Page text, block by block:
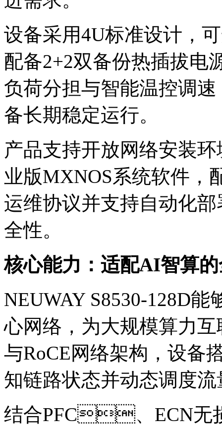
设备采用4U标准设计
配备2+2双备份热插拔电
负荷分担与智能温控调速
备长期稳定运行。
产品支持开放网络安装环
业版MXNOS系统软件
运维协议并支持自动化部
全性。
核心能力：适配AI智算
NEUWAY S8530-128D能
心网络，为大规模算
与RoCE网络架构，设备
知链路状态并动态调度流
结合PFC、ECN无损